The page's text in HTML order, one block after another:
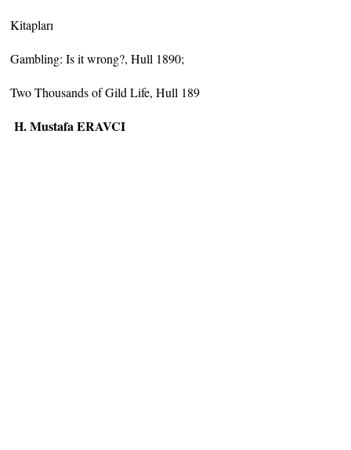
Kitapları
Gambling: Is it wrong?, Hull 1890;
Two Thousands of Gild Life, Hull 189
H. Mustafa ERAVCI